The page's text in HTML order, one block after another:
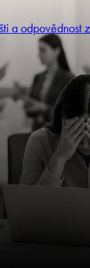
a odpovědnost